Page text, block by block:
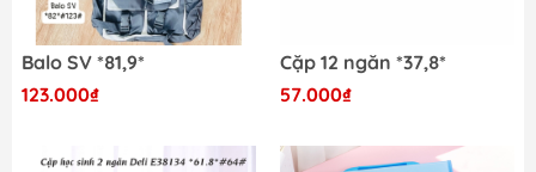
Balo SV *81,9*
123.000₫
Cặp 12 ngăn *37,8*
57.000₫